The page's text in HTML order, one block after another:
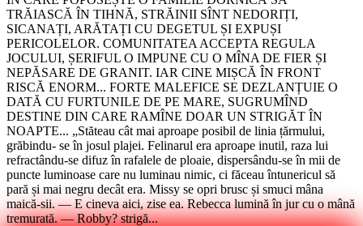
TRĂIASCĂ ÎN TIHNĂ, STRĂINII SÎNT NEDORIȚI,
SICANAȚI, ARĂTAȚI CU DEGETUL ȘI EXPUȘI
PERICOLELOR. COMUNITATEA ACCEPTA REGULA
JOCULUI, ȘERIFUL O IMPUNE CU O MÎNA DE FIER ȘI
NEPĂSARE DE GRANIT. IAR CINE MIȘCĂ ÎN FRONT
RISCĂ ENORM... FORTE MALEFICE SE DEZLANȚUIE O
DATĂ CU FURTUNILE DE PE MARE, SUGRUMÎND
DESTINE DIN CARE RAMÎNE DOAR UN STRIGĂT ÎN
NOAPTE... „Stăteau cât mai aproape posibil de linia țărmului,
grăbindu- se în josul plajei. Felinarul era aproape inutil, raza lui
refractându-se difuz în rafalele de ploaie, dispersându-se în mii de
puncte luminoase care nu luminau nimic, ci făceau întunericul să
pară și mai negru decât era. Missy se opri brusc și smuci mâna
maică-sii. — E cineva aici, zise ea. Rebecca lumină în jur cu o mână
tremurată. — Robby? strigă...